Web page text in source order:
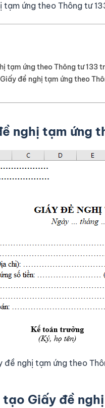
tạm ứng theo Thông tư
tạm ứng theo Thông tư 133
đề nghị tạm ứng theo
nghị tạm ứng
nghị tạm ứng theo
tạo Giấy đề